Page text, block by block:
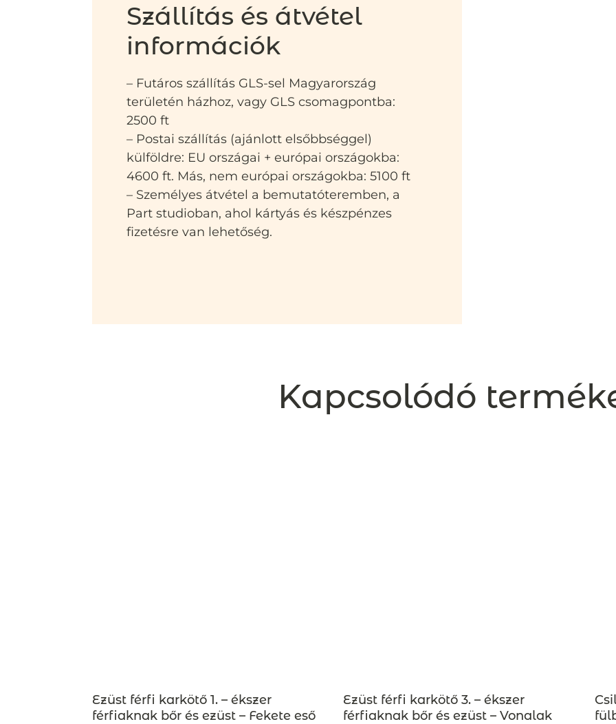
Szállítás és átvétel
információk
– Futáros szállítás GLS-sel Magyarország
területén házhoz, vagy GLS csomagpontba:
2500 ft
– Postai szállítás (ajánlott elsőbbséggel)
külföldre: EU országai + európai országokba:
4600 ft. Más, nem európai országokba: 5100 ft
– Személyes átvétel a bemutatóteremben, a
Part studioban, ahol kártyás és készpénzes
fizetésre van lehetőség.
Kapcsolódó
Ezüst férfi karkötő 1. – ékszer
férfiaknak bőr és ezüst – Fekete eső
Ezüst férfi karkötő 3. – ékszer
férfiaknak bőr és ezüst – Vonalak